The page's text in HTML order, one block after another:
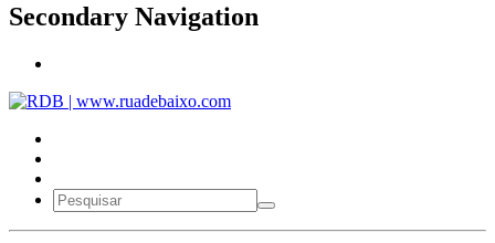
Secondary Navigation